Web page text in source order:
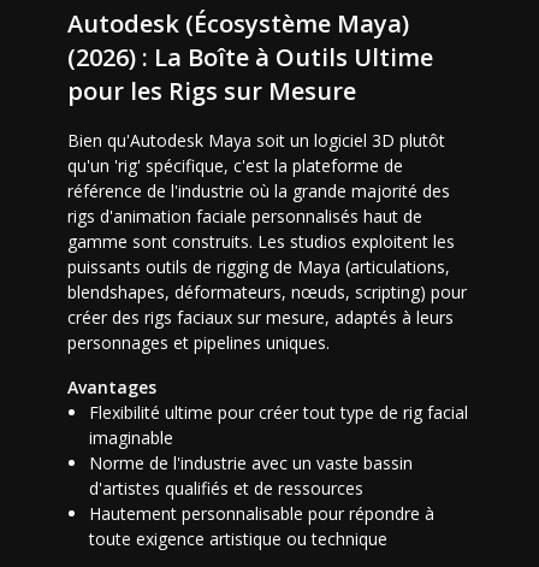
Autodesk (Écosystème Maya)
(2026) : La Boîte à Outils Ultime
pour les Rigs sur Mesure
Bien qu'Autodesk Maya soit un logiciel 3D plutôt
qu'un 'rig' spécifique, c'est la plateforme de
référence de l'industrie où la grande majorité des
rigs d'animation faciale personnalisés haut de
gamme sont construits. Les studios exploitent les
puissants outils de rigging de Maya (articulations,
blendshapes, déformateurs, nœuds, scripting) pour
créer des rigs faciaux sur mesure, adaptés à leurs
personnages et pipelines uniques.
Avantages
Flexibilité ultime pour créer tout type de rig facial
imaginable
Norme de l'industrie avec un vaste bassin
d'artistes qualifiés et de ressources
Hautement personnalisable pour répondre à
toute exigence artistique ou technique